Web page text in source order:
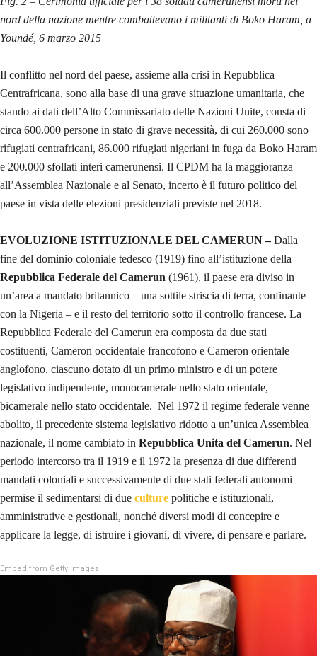
nord della nazione mentre combattevano i militanti di Boko Haram, a
Youndé, 6 marzo 2015
Il conflitto nel nord del paese, assieme alla crisi in Repubblica
Centrafricana, sono alla base di una grave situazione umanitaria, che
stando ai dati dell’Alto Commissariato delle Nazioni Unite, consta di
circa 600.000 persone in stato di grave necessità, di cui 260.000 sono
rifugiati centrafricani, 86.000 rifugiati nigeriani in fuga da Boko Haram
e 200.000 sfollati interi camerunensi. Il CPDM ha la maggioranza
all’Assemblea Nazionale e al Senato, incerto è il futuro politico del
paese in vista delle elezioni presidenziali previste nel 2018.
EVOLUZIONE ISTITUZIONALE DEL CAMERUN –Dalla
fine del dominio coloniale tedesco (1919) fino all’istituzione della
Repubblica Federale del Camerun (1961), il paese era diviso in
un’area a mandato britannico – una sottile striscia di terra, confinante
con la Nigeria – e il resto del territorio sotto il controllo francese. La
Repubblica Federale del Camerun era composta da due stati
costituenti, Cameron occidentale francofono e Cameron orientale
anglofono, ciascuno dotato di un primo ministro e di un potere
legislativo indipendente, monocamerale nello stato orientale,
bicamerale nello stato occidentale. Nel 1972 il regime federale venne
abolito, il precedente sistema legislativo ridotto a un’unica Assemblea
nazionale, il nome cambiato in Repubblica Unita del Camerun. Nel
periodo intercorso tra il 1919 e il 1972 la presenza di due differenti
mandati coloniali e successivamente di due stati federali autonomi
permise il sedimentarsi di due culture politiche e istituzionali,
amministrative e gestionali, nonché diversi modi di concepire e
applicare la legge, di istruire i giovani, di vivere, di pensare e parlare.
Embed from Getty Images